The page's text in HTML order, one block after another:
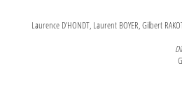
Laurence D'HONDT, Laurent BOYER, Gilbert